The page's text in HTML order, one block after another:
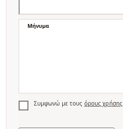
Μήνυμα
Συμφωνώ με τους όρους χρήσης